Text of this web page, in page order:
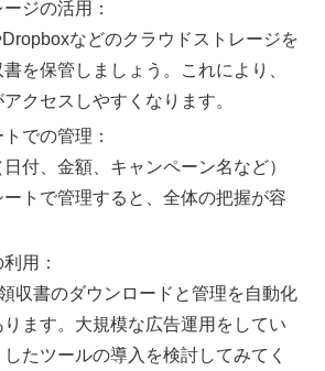
ジの活用：
などのクラウドストレージを
を保管しましょう。これにより、
クセスしやすくなります。
での管理：
付、金額、キャンペーン名など）
トで管理すると、全体の把握が容
用：
収書のダウンロードと管理を自動化
ます。大規模な広告運用をしてい
たツールの導入を検討してみてく